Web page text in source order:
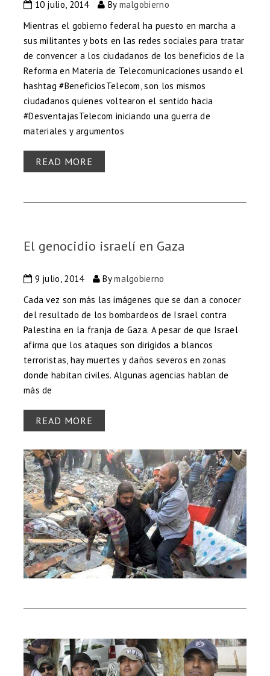
10 julio, 2014 By malgobierno
Mientras el gobierno federal ha puesto en marcha a
sus militantes y bots en las redes sociales para tratar
de convencer a los ciudadanos de los beneficios de la
Reforma en Materia de Telecomunicaciones usando el
hashtag #BeneficiosTelecom, son los mismos
ciudadanos quienes voltearon el sentido hacia
#DesventajasTelecom iniciando una guerra de
materiales y argumentos
READ MORE
El genocidio israelí en Gaza
9 julio, 2014 Bymalgobierno
Cada vez son más las imágenes que se dan a conocer
del resultado de los bombardeos de Israel contra
Palestina en la franja de Gaza. A pesar de que Israel
afirma que los ataques son dirigidos a blancos
terroristas, hay muertes y daños severos en zonas
donde habitan civiles. Algunas agencias hablan de
más de
READ MORE